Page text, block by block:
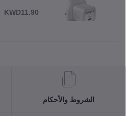
KWD11.90
الشروط والأحكام